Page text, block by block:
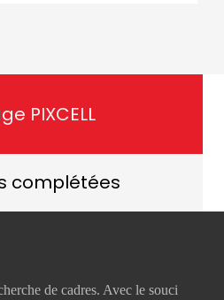
PIXCELL
complétées
de cadres. Avec le souci